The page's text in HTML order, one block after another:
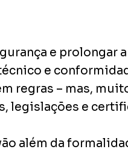
e prolongar
e
regras – mas,
legislações e
além da